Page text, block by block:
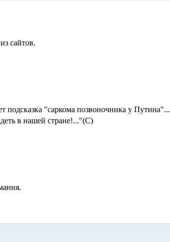
сайтов.
подсказка "саркома позвоночника у Путина"...
в нашей стране!..."(С)